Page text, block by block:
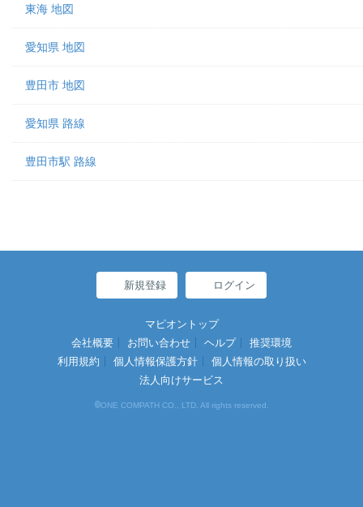
東海 地図
愛知県 地図
豊田市 地図
愛知県 路線
豊田市駅 路線
新規登録 ログイン
マピオントップ
会社概要
お問い合わせ ヘルプ
推奨環境
利用規約
個人情報保護方針
個人情報の取り扱い
法人向けサービス
©ONE COMPATH CO., LTD. All rights reserved.